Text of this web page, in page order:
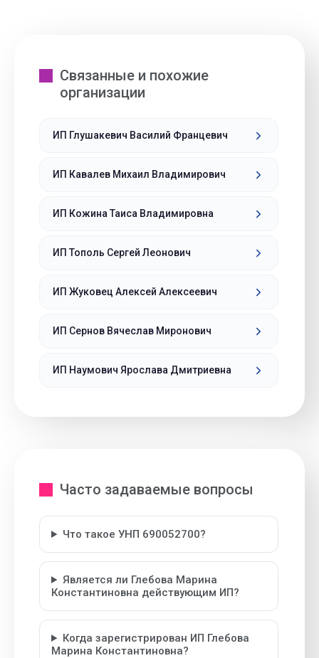
Связанные и похожие
организации
ИП Глушакевич Василий Францевич
ИП Кавалев Михаил Владимирович
ИП Кожина Таиса Владимировна
ИП Тополь Сергей Леонович
ИП Жуковец Алексей Алексеевич
ИП Сернов Вячеслав Миронович
ИП Наумович Ярослава Дмитриевна
Часто задаваемые вопросы
Что такое УНП 690052700?
Является ли Глебова Марина
Константиновна действующим ИП?
Когда зарегистрирован ИП Глебова
Марина Константиновна?